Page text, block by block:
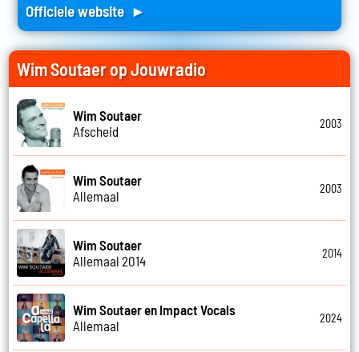
Officiele website ►
Wim Soutaer op Jouwradio
Wim Soutaer
Afscheid
2003
Wim Soutaer
Allemaal
2003
Wim Soutaer
Allemaal 2014
2014
Wim Soutaer en Impact Vocals
Allemaal
2024